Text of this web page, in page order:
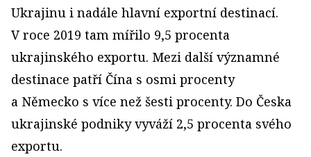
Ukrajinu i nadále hlavní exportní destinací.
V roce 2019 tam mířilo 9,5 procenta
ukrajinského exportu. Mezi další významné
destinace patří Čína s osmi procenty
a Německo s více než šesti procenty. Do Česka
ukrajinské podniky vyváží 2,5 procenta svého
exportu.